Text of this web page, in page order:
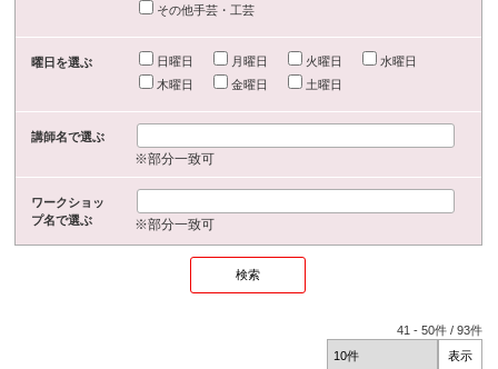
その他手芸・工芸
曜日を選ぶ 日曜日 月曜日 火曜日
水曜日
木曜日
金曜日 土曜日
講師名で選ぶ
※部分一致可
ワークショッ
プ名で選ぶ
※部分一致可
41 -50件 /93件